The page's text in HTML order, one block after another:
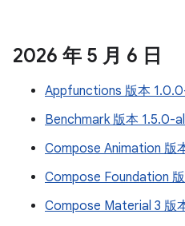
2026 年 5 月 6 日
Appfunctions 版本
Benchmark 版本 1.5.0-
Compose Animation 版
Compose Foundation
Compose Material 3 版